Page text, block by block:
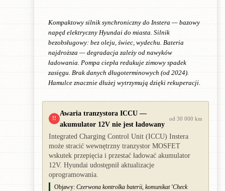
Kompaktowy silnik synchroniczny do Instera — bazowy
napęd elektryczny Hyundai do miasta. Silnik
bezobsługowy: bez oleju, świec, wydechu. Bateria
najdroższa — degradacja zależy od nawyków
ładowania. Pompa ciepła redukuje zimowy spadek
zasięgu. Brak danych długoterminowych (od 2024).
Hamulce znacznie dłużej wytrzymują dzięki rekuperacji.
!!
Awaria tranzystora ICCU —
akumulator 12V nie jest ładowany
od 30 000 km
Integrated Charging Control Unit (ICCU) Instera
może stracić wewnętrzny tranzystor MOSFET
wskutek przepięcia i przestać ładować akumulator
12V. Hyundai udostępnił aktualizacje
oprogramowania.
Objawy: Czerwona kontrolka baterii, komunikat 'Check